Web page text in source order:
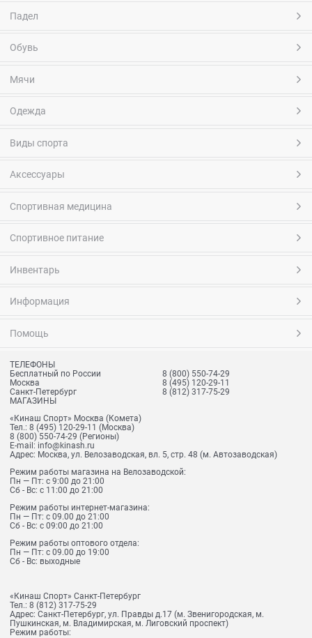
Падел
Обувь
Мячи
Одежда
Виды спорта
Аксессуары
Спортивная медицина
Спортивное питание
Инвентарь
Информация
Помощь
ТЕЛЕФОНЫ
Бесплатный по России
8 (800) 550-74-29
Москва
8 (495) 120-29-11
Санкт-Петербург
8 (812) 317-75-29
МАГАЗИНЫ
«Кинаш Спорт» Москва (Комета)
Тел.: 8 (495) 120-29-11 (Москва)
8 (800) 550-74-29 (Регионы)
E-mail: info@kinash.ru
Адрес: Москва, ул. Велозаводская, вл. 5, стр. 48 (м. Автозаводская)
Режим работы магазина на Велозаводской:
Пн — Пт: с 9:00 до 21:00
Сб - Вс: с 11:00 до 21:00
Режим работы интернет-магазина:
Пн — Пт: с 09.00 до 21:00
Сб - Вс: с 09:00 до 21:00
Режим работы оптового отдела:
Пн — Пт: с 09.00 до 19:00
Сб - Вс: выходные
«Кинаш Спорт» Санкт-Петербург
Тел.: 8 (812) 317-75-29
Адрес: Санкт-Петербург, ул. Правды д.17 (м. Звенигородская, м.
Пушкинская, м. Владимирская, м. Лиговский проспект)
Режим работы: